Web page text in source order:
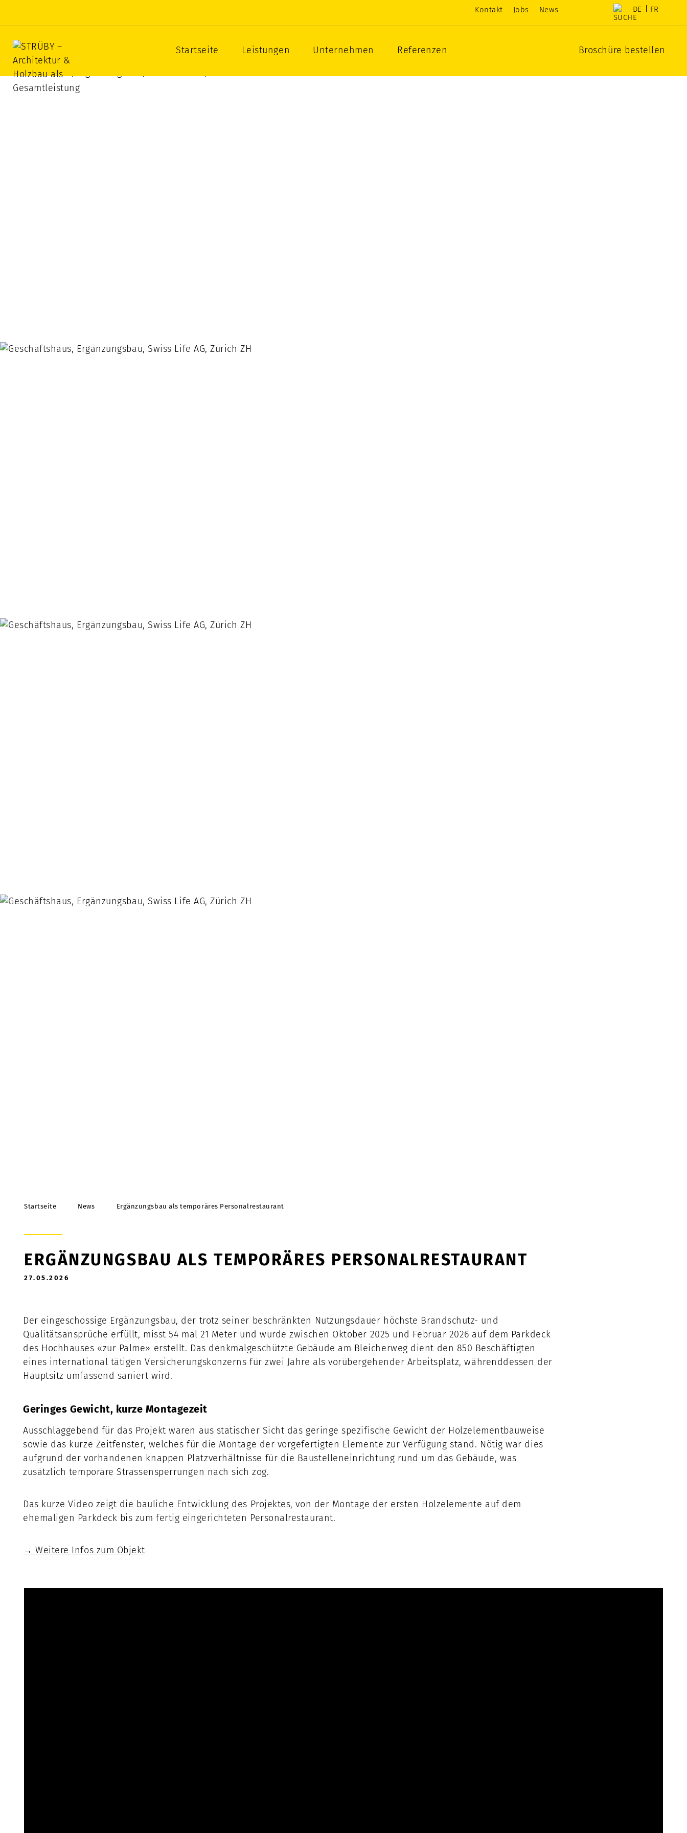
Kontakt Jobs News DE FR
STRÜBY – Architektur & Holzbau als Gesamtleistung
Startseite Leistungen Unternehmen Referenzen Broschüre bestellen
Startseite News Ergänzungsbau als temporäres Personalrestaurant
ERGÄNZUNGSBAU ALS TEMPORÄRES PERSONALRESTAURANT
27.05.2026
Der eingeschossige Ergänzungsbau, der trotz seiner beschränkten Nutzungsdauer höchste Brandschutz- und
Qualitätsansprüche erfüllt, misst 54 mal 21 Meter und wurde zwischen Oktober 2025 und Februar 2026 auf dem Parkdeck
des Hochhauses «zur Palme» erstellt. Das denkmalgeschützte Gebäude am Bleicherweg dient den 850 Beschäftigten
eines international tätigen Versicherungskonzerns für zwei Jahre als vorübergehender Arbeitsplatz, währenddessen der
Hauptsitz umfassend saniert wird.
Geringes Gewicht, kurze Montagezeit
Ausschlaggebend für das Projekt waren aus statischer Sicht das geringe spezifische Gewicht der Holzelementbauweise
sowie das kurze Zeitfenster, welches für die Montage der vorgefertigten Elemente zur Verfügung stand. Nötig war dies
aufgrund der vorhandenen knappen Platzverhältnisse für die Baustelleneinrichtung rund um das Gebäude, was
zusätzlich temporäre Strassensperrungen nach sich zog.
Das kurze Video zeigt die bauliche Entwicklung des Projektes, von der Montage der ersten Holzelemente auf dem
ehemaligen Parkdeck bis zum fertig eingerichteten Personalrestaurant.
→ Weitere Infos zum Objekt